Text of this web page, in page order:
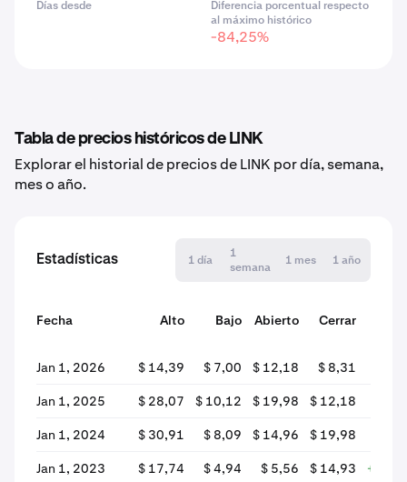
Días desde
Diferencia porcentual respecto
al máximo histórico
-84,25%
Tabla de precios históricos de LINK
Explorar el historial de precios de LINK por día, semana,
mes o año.
Estadísticas 1 día
1
semana
1 mes 1 año
Fecha Alto Bajo Abierto Cerrar
Jan 1, 2026
$ 14,39 $ 7,00 $ 12,18 $ 8,31
Jan 1, 2025 $ 28,07 $ 10,12 $ 19,98 $ 12,18
Jan 1, 2024 $ 30,91 $ 8,09 $ 14,96 $ 19,98
Jan 1, 2023 $ 17,74 $ 4,94 $ 5,56 $ 14,93